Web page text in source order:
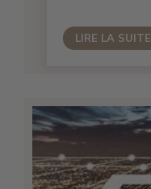
LIRE LA SUITE